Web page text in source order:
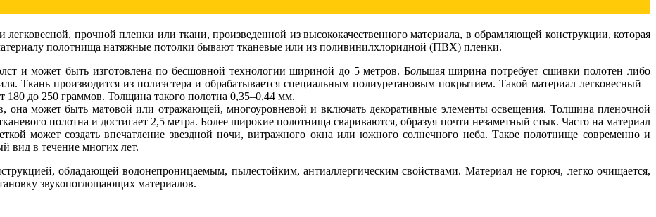
легковесной, прочной пленки или ткани, произведенной из высококачественного материала, в обрамляющей конструкции, которая
полотнища натяжные потолки бывают тканевые или из поливинилхлоридной (ПВХ) пленки.
и может быть изготовлена по бесшовной технологии шириной до 5 метров. Большая ширина потребует сшивки полотен либо
Ткань производится из полиэстера и обрабатывается специальным полиуретановым покрытием. Такой материал легковесный –
180 до 250 граммов. Толщина такого полотна 0,35–0,44 мм.
она может быть матовой или отражающей, многоуровневой и включать декоративные элементы освещения. Толщина пленочной
полотна и достигает 2,5 метра. Более широкие полотнища свариваются, образуя почти незаметный стык. Часто на материал
может создать впечатление звездной ночи, витражного окна или южного солнечного неба. Такое полотнище современно и
вид в течение многих лет.
обладающей водонепроницаемым, пылестойким, антиаллергическим свойствами. Материал не горюч, легко очищается,
звукопоглощающих материалов.